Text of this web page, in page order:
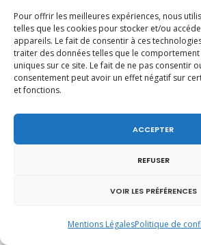
Pour offrir les meilleures expériences, nous
telles que les cookies pour stocker et/ou
appareils. Le fait de consentir à ces
traiter des données telles que le
uniques sur ce site. Le fait de ne pas consentir
consentement peut avoir un effet négatif sur
et fonctions.
ACCEPTER
REFUSER
VOIR LES PRÉFÉRENCES
Mentions LégalesPolitique de
d’emprisonnement et 300
d’amende.
Un amendement qui vous
tout à l’heure a pour objet
précisément et
que ce registre ne serve qu’à
planification des